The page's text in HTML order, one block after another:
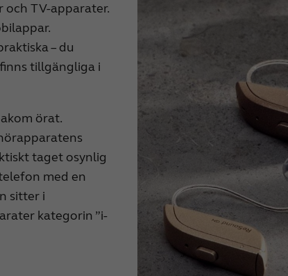
och TV-apparater.
– du
tillgängliga i
örat.
taget osynlig
med en
sitter i
kategorin ”i-